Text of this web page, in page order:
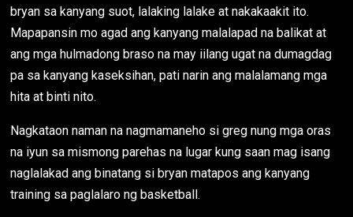
bryan sa kanyang suot, lalaking lalake at nakakaakit ito.
Mapapansin mo agad ang kanyang malalapad na balikat at
ang mga hulmadong braso na may iilang ugat na dumagdag
pa sa kanyang kaseksihan, pati narin ang malalamang mga
hita at binti nito.
Nagkataon naman na nagmamaneho si greg nung mga oras
na iyun sa mismong parehas na lugar kung saan mag isang
naglalakad ang binatang si bryan matapos ang kanyang
training sa paglalaro ng basketball.